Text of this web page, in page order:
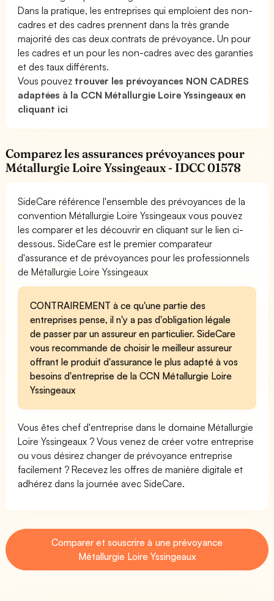
Dans la pratique, les entreprises qui emploient des non-
cadres et des cadres prennent dans la très grande
majorité des cas deux contrats de prévoyance. Un pour
les cadres et un pour les non-cadres avec des garanties
et des taux différents.
Vous pouvez trouver les prévoyances NON CADRES
adaptées à la CCN Métallurgie Loire Yssingeaux en
cliquant ici
Comparez les assurances prévoyances pour
Métallurgie Loire Yssingeaux - IDCC 01578
SideCare référence l'ensemble des prévoyances de la
convention Métallurgie Loire Yssingeaux vous pouvez
les comparer et les découvrir en cliquant sur le lien ci-
dessous. SideCare est le premier comparateur
d'assurance et de prévoyances pour les professionnels
de Métallurgie Loire Yssingeaux
CONTRAIREMENT à ce qu'une partie des
entreprises pense, il n'y a pas d'obligation légale
de passer par un assureur en particulier. SideCare
vous recommande de choisir le meilleur assureur
offrant le produit d'assurance le plus adapté à vos
besoins d'entreprise de la CCN Métallurgie Loire
Yssingeaux
Vous êtes chef d'entreprise dans le domaine Métallurgie
Loire Yssingeaux ? Vous venez de créer votre entreprise
ou vous désirez changer de prévoyance entreprise
facilement ? Recevez les offres de manière digitale et
adhérez dans la journée avec SideCare.
Comparer et souscrire à une prévoyance
Métallurgie Loire Yssingeaux